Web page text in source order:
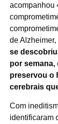
acompanhou
de
se
por semana,
preservou o
cerebrais
Com
identificaram